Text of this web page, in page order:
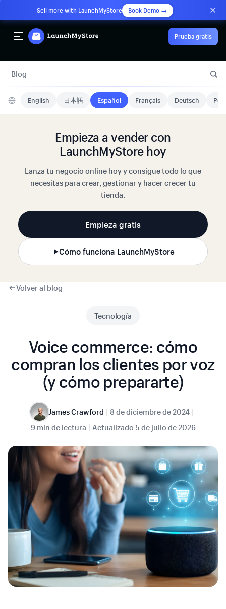
Sell more with LaunchMyStore Book Demo →
Prueba gratis
Blog
English 日本語 Español Français Deutsch
Empieza a vender con
LaunchMyStore hoy
Lanza tu negocio online hoy y consigue todo lo que
necesitas para crear, gestionar y hacer crecer tu
tienda.
Empieza gratis
Cómo funciona LaunchMyStore
Volver al blog
Tecnología
Voice commerce: cómo
compran los clientes por voz
(y cómo prepararte)
James Crawford | 8 de diciembre de 2024 |
9 min de lectura | Actualizado 5 de julio de 2026